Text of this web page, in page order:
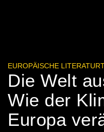
EUROPÄISCHE
Die Welt
Wie der
Europa